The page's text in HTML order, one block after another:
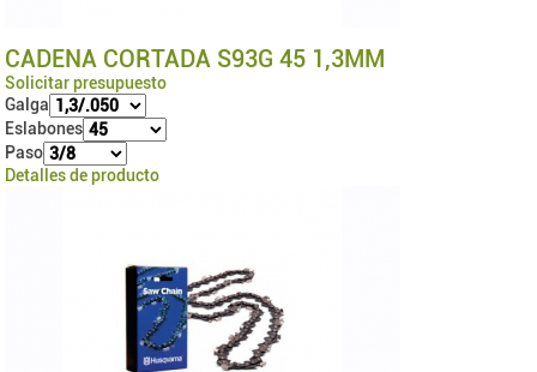
CADENA CORTADA S93G 45 1,3MM
Solicitar presupuesto
Galga
Eslabones
Paso
Detalles de producto